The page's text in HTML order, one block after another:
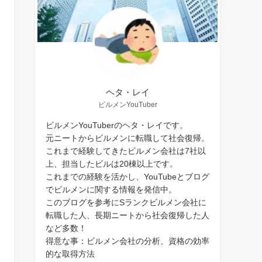
ヘタ・レイ
ビルメンYouTuber
ビルメンYouTuberのヘタ・レイです。
元ニートからビルメンに転職して社会復帰。
これまで経験してきたビルメン会社は7社以
上、担当したビルは20棟以上です。
これまでの経験を活かし、YouTubeとブログ
でビルメンに関する情報を発信中。
このブログを参考にSランクビルメン会社に
転職した人、長期ニートから社会復帰した人
など多数！
得意な事：ビルメン会社の分析、資格の効率
的な取得方法